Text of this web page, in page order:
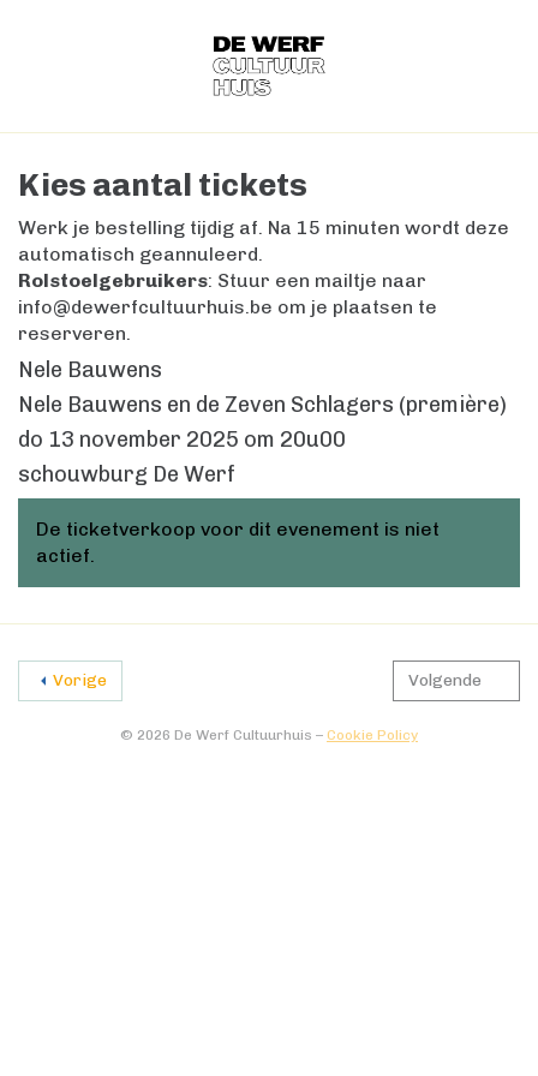
Kies aantal tickets
Werk je bestelling tijdig af. Na 15 minuten wordt deze
automatisch geannuleerd.
Rolstoelgebruikers: Stuur een mailtje naar
info@dewerfcultuurhuis.be om je plaatsen te
reserveren.
Nele Bauwens
Nele Bauwens en de Zeven Schlagers (première)
do 13 november 2025 om 20u00
schouwburg De Werf
De ticketverkoop voor dit evenement is niet
actief.
Volgende
Vorige
© 2026 De Werf Cultuurhuis – Cookie Policy